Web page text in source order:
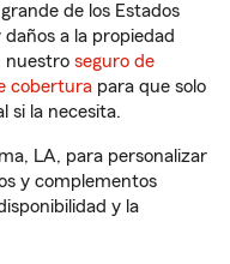
de los Estados
a la propiedad
nuestro seguro de
cobertura para que solo
si la necesita.
LA, para personalizar
y complementos
y la